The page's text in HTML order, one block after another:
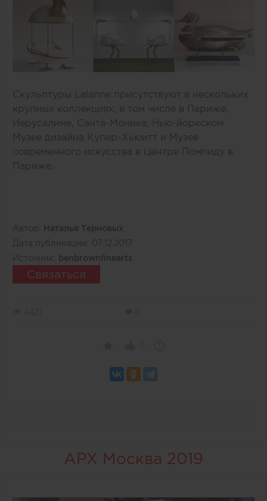
Скульптуры Lalanne присутствуют в нескольких
крупных коллекциях, в том числе в Париже,
Иерусалиме, Санта-Моника, Нью-йоркском
Музее дизайна Купер-Хьюитт и Музее
современного искусства в Центре Помпиду в
Париже.
Автор:
Наталья Терновых
Дата публикации: 07.12.2017
Источник:
benbrownfinearts
Связаться
АРХ Москва 2019